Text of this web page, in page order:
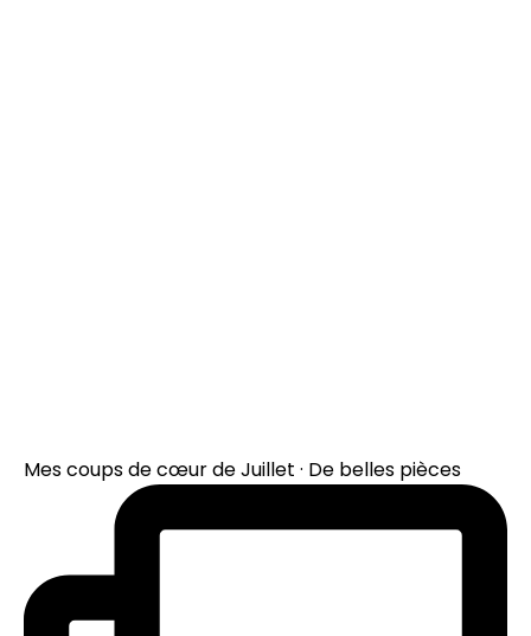
Mes coups de cœur de Juillet · De belles pièces